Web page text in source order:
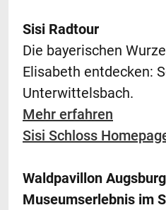
Sisi Radtour
Die bayerischen
Elisabeth entdecken:
Unterwittelsbach.
Mehr erfahren
Sisi Schloss
Waldpavillon
Museumserlebnis im